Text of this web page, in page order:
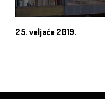
25. veljače 2019.